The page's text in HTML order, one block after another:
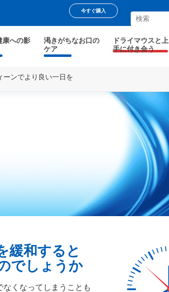
今すぐ購入
康への影
渇きがちなお口の
ケア
ドライマウスと上
手に付き合う
ーンでより良い一日を
緩和すると
でしょうか
くなってしまうことも